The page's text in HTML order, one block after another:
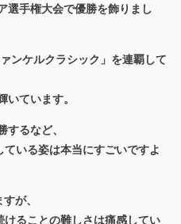
選手権大会で優勝を飾りまし
ンケルクラシック」を連覇して
ています。
るなど、
いる姿は本当にすごいですよ
が、
ることの難しさは痛感してい